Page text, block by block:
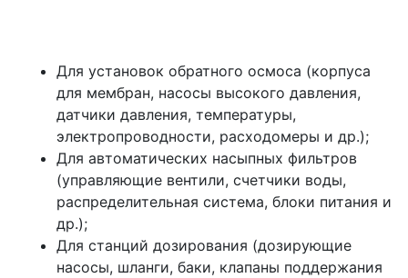
Для установок обратного осмоса (корпуса
для мембран, насосы высокого давления,
датчики давления, температуры,
электропроводности, расходомеры и др.);
Для автоматических насыпных фильтров
(управляющие вентили, счетчики воды,
распределительная система, блоки питания и
др.);
Для станций дозирования (дозирующие
насосы, шланги, баки, клапаны поддержания